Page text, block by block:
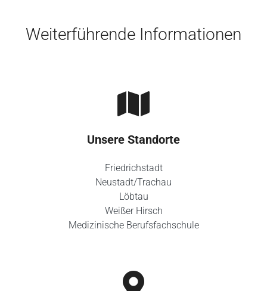
Weiterführende Informationen
Unsere Standorte
Friedrichstadt
Neustadt/Trachau
Löbtau
Weißer Hirsch
Medizinische Berufsfachschule